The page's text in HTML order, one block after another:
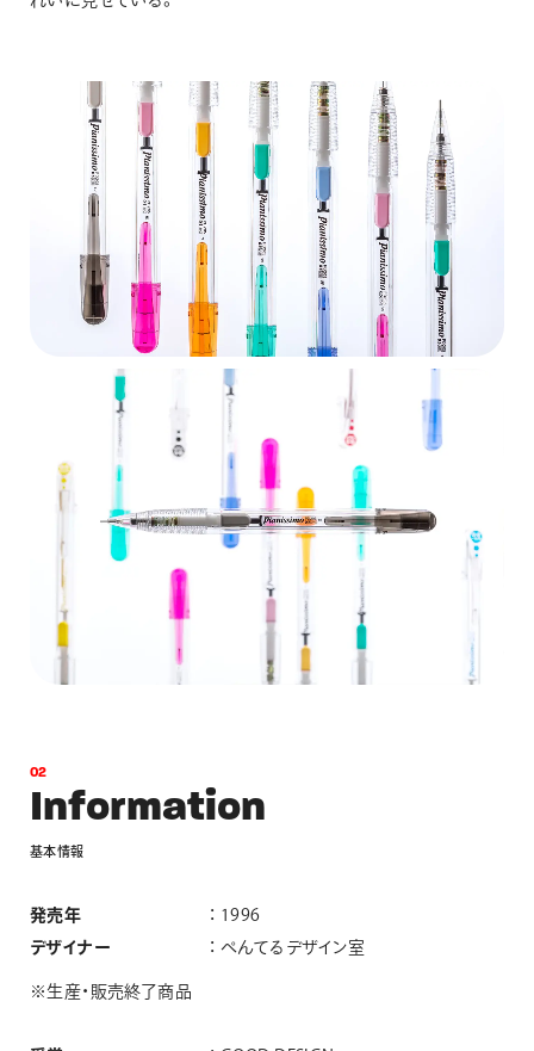
02
Information
基本情報
発売年
1996
デザイナー
ぺんてるデザイン室
※生産・販売終了商品